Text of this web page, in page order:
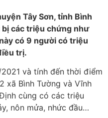
Tây Sơn, tỉnh Bình
các triệu chứng như
có 9 người có triệu
trị.
và tính đến thời điểm
xã Bình Tường và Vĩnh
cùng có các triệu
nôn mửa, nhức đầu…